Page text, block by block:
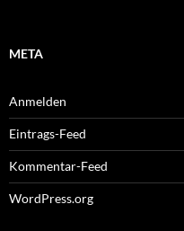
META
Anmelden
Eintrags-Feed
Kommentar-Feed
WordPress.org